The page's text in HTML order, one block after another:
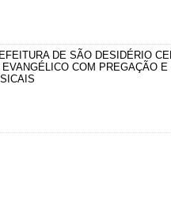
DE SÃO DESIDÉRIO
EVANGÉLICO COM PREGAÇÃO E